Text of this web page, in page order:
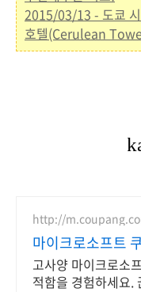
2015/03/13 - 도쿄
호텔(Cerulean
http://
마이크로소프트
고사양 마이크로소
적함을 경험하세요.